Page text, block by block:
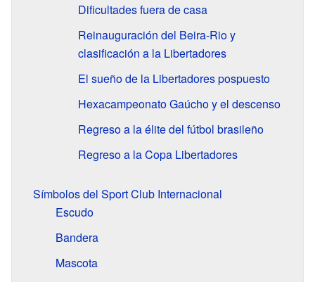
Dificultades fuera de casa
Reinauguración del Beira-Rio y
clasificación a la Libertadores
El sueño de la Libertadores pospuesto
Hexacampeonato Gaúcho y el descenso
Regreso a la élite del fútbol brasileño
Regreso a la Copa Libertadores
Símbolos del Sport Club Internacional
Escudo
Bandera
Mascota